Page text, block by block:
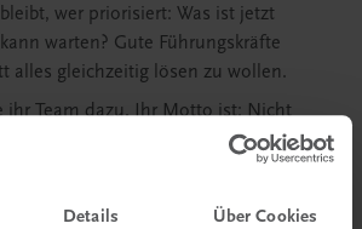
Details Über Cookies
wer priorisiert: Was ist jetzt
warten? Gute Führungskräfte
alles gleichzeitig lösen zu wollen.
ihr Team dazu. Ihr Motto ist: Nicht
sondern Aufgaben im Team
Mitarbeitenden Vertrauen geben.
Aber das Richtige zuerst.